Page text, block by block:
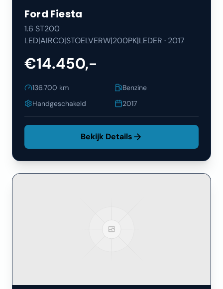
Ford Fiesta
1.6 ST200
LED|AIRCO|STOELVERW|200PK|LEDER · 2017
€14.450,-
136.700 km
Benzine
Handgeschakeld
2017
Bekijk Details